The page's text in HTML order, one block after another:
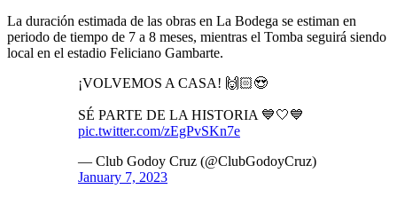
La duración estimada de las obras en La Bodega se estiman en
periodo de tiempo de 7 a 8 meses, mientras el Tomba seguirá siendo
local en el estadio Feliciano Gambarte.
¡VOLVEMOS A CASA! 🙌🏻😍
SÉ PARTE DE LA HISTORIA 💙🤍💙
pic.twitter.com/zEgPvSKn7e
— Club Godoy Cruz (@ClubGodoyCruz)
January 7, 2023